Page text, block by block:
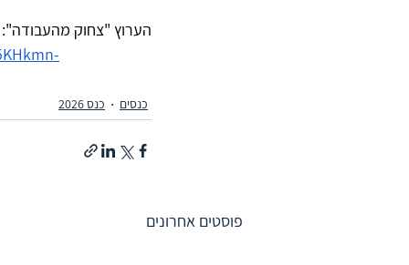
הערוץ "צחוק מהעבודה":
כנסים כנס 2026
פוסטים אחרונים